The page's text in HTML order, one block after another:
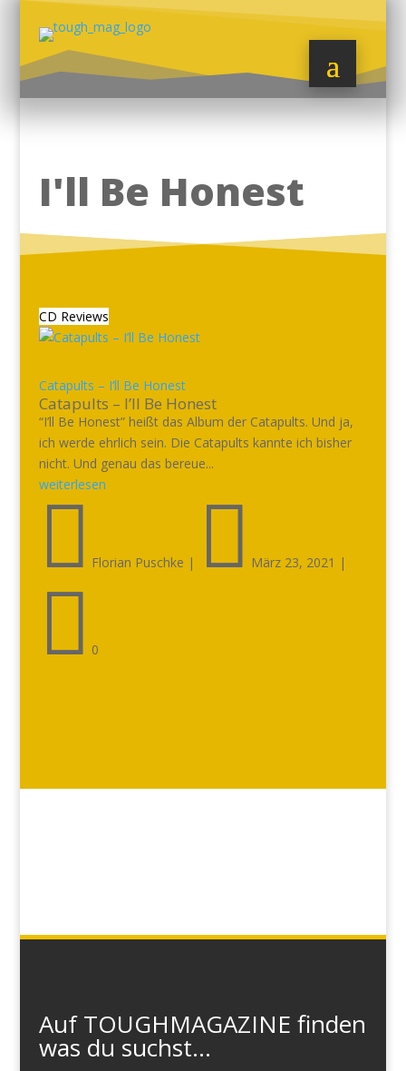
I'll Be Honest
CD Reviews
Catapults – I’ll Be Honest
Catapults – I’ll Be Honest
“I’ll Be Honest” heißt das Album der Catapults. Und ja,
ich werde ehrlich sein. Die Catapults kannte ich bisher
nicht. Und genau das bereue...
weiterlesen
 Florian Puschke |  März 23, 2021 |
 0
Auf TOUGHMAGAZINE finden
was du suchst...